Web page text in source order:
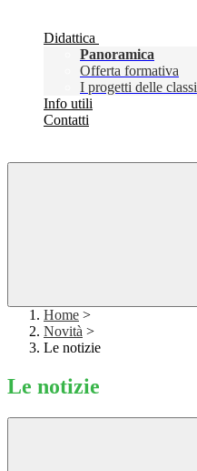
Didattica
Panoramica
Offerta formativa
I progetti delle classi
Info utili
Contatti
Home >
Novità >
Le notizie
Le notizie